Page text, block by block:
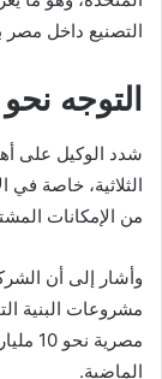
التصنيع داخل
التوجه
شدد الوكيل على
الثلاثية، خاصة في
من الإمكانات
وأشار إلى أن
الماضية.